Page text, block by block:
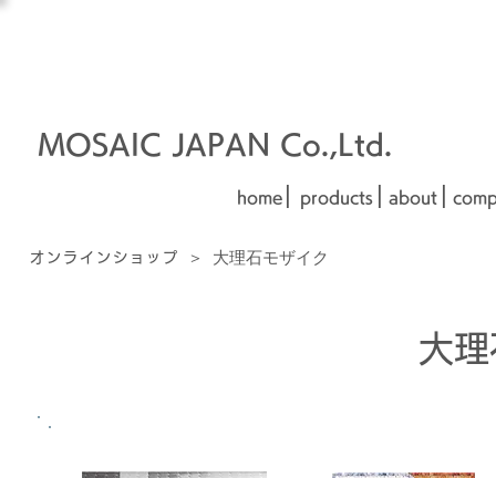
MOSAIC JAPAN Co.,Ltd.
home | products | about |
オンラインショップ ＞ 大理石モザイク
大